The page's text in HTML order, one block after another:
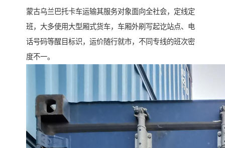
蒙古乌兰巴托卡车运输其服务对象面向全社会，定线定
班，大多使用大型厢式货车，车厢外刷写起讫站点、电
话号码等醒目标识，运价随行就市，不同专线的班次密
度不一。